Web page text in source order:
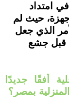
امتداد
حيث لم
الذي جعل
قبل جشع
أفقًا جديدًا
بمصر؟